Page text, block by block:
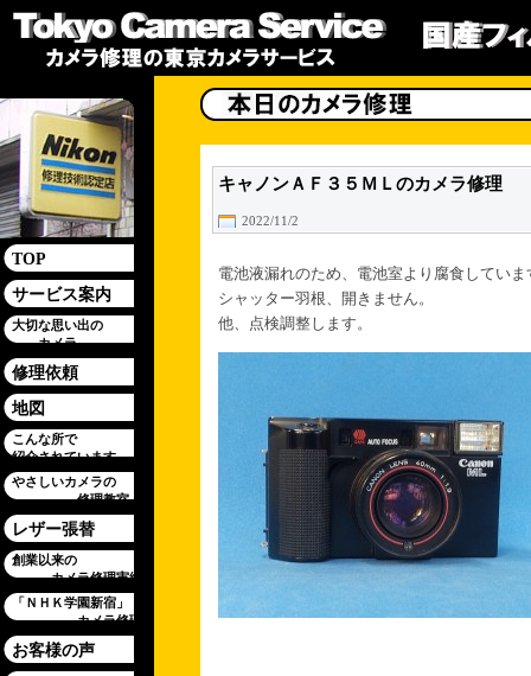
TOP
サービス案内
大切な思い出の
カメラ
修理依頼
地図
こんな所で
紹介されています
やさしいカメラの
修理教室
レザー張替
創業以来の
カメラ修理実績
「ＮＨＫ学園新宿」
カメラ修理
お客様の声
キャノンＡＦ３５ＭＬのカメラ修理
2022/11/2
電池液漏れのため、電池室より腐食していま
シャッター羽根、開きません。
他、点検調整します。